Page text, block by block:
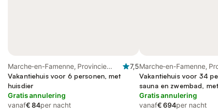
Marche-en-Famenne, Provincie
Luxemburg
7,5
Vakantiehuis voor 6 personen, met
huisdier
Gratis annulering
vanaf€ 84per nacht
Marche-en-Famenne,
Luxemburg
Vakantiehuis voor 34
sauna en zwembad,
Gratis annulering
vanaf€ 694per nacht